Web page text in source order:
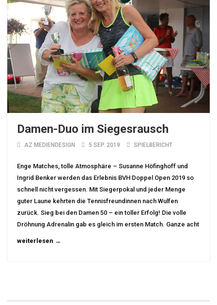
Damen-Duo im Siegesrausch
AZ MEDIENDESIGN 5 SEP. 2019 SPIELBERICHT
Enge Matches, tolle Atmosphäre – Susanne Höfinghoff und
Ingrid Benker werden das Erlebnis BVH Doppel Open 2019 so
schnell nicht vergessen. Mit Siegerpokal und jeder Menge
guter Laune kehrten die Tennisfreundinnen nach Wulfen
zurück. Sieg bei den Damen 50 – ein toller Erfolg! Die volle
Dröhnung Adrenalin gab es gleich im ersten Match. Ganze acht
weiterlesen →